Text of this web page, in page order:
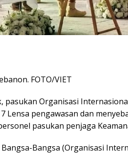
FOTO/VIET
pasukan Organisasi
Lensa pengawasan dan
pasukan penjaga
Bangsa (Organisasi